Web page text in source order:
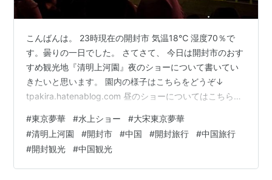
こんばんは。 23時現在の開封市 気温18℃ 湿度70％で
す。曇りの一日でした。 さてさて、 今日は開封市のおす
すめ観光地『清明上河園』夜のショーについて書いてい
きたいと思います。 園内の様子はこちらをどうぞ↓
tpakira.hatenablog.com 昼のショーについてはこちらも
#東京夢華 #水上ショー #大宋東京夢華
#清明上河園 #開封市 #中国 #開封旅行 #中国旅行
#開封観光 #中国観光